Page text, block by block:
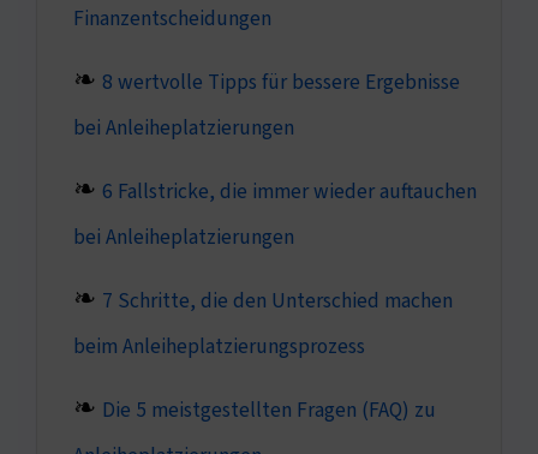
Finanzentscheidungen
8 wertvolle Tipps für bessere Ergebnisse
bei Anleiheplatzierungen
6 Fallstricke, die immer wieder auftauchen
bei Anleiheplatzierungen
7 Schritte, die den Unterschied machen
beim Anleiheplatzierungsprozess
Die 5 meistgestellten Fragen (FAQ) zu